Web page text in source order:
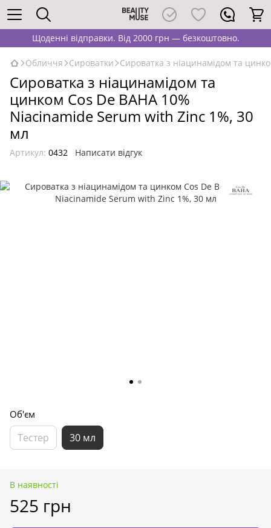
Щоденні відправки. Від 2000 грн — безкоштовно.
Обличчя Сироватки Сироватка з ніацинамідом та
Сироватка з ніацинамідом та
цинком Cos De BAHA 10%
Niacinamide Serum with Zinc 1%, 30
мл
Артикул: 0432 Написати відгук
Об'єм
Тестер 30 мл
В наявності
525 грн